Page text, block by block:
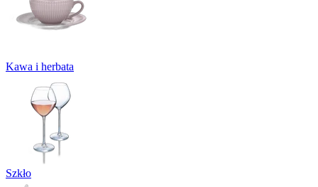
Kawa i herbata
Szkło